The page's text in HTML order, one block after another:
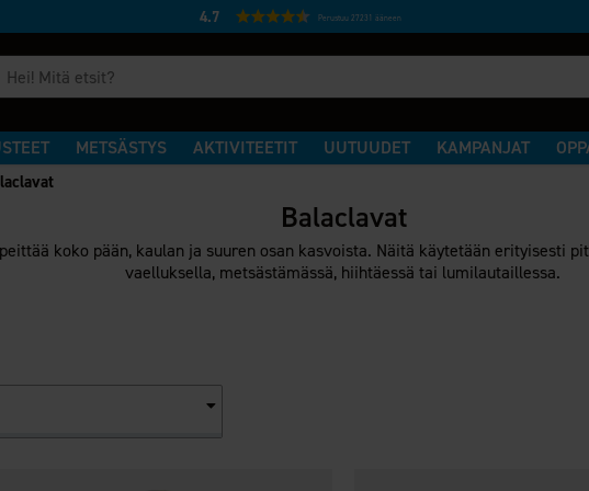
4.7 Perustuu 27231 ääneen
METSÄSTYS AKTIVITEETIT UUTUUDET KAMPANJAT
Balaclavat
koko pään, kaulan ja suuren osan kasvoista. Näitä käytetään erityisesti
vaelluksella, metsästämässä, hiihtäessä tai lumilautaillessa.